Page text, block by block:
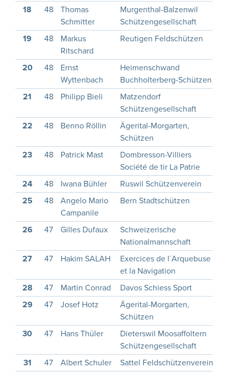
18 48
Thomas
Schmitter
Murgenthal-Balzenwil
Schützengesellschaft
19 48
Markus
Ritschard
Reutigen Feldschützen
20 48
Ernst
Wyttenbach
Heimenschwand
Buchholterberg-Schützen
21 48 Philipp Bieli
Matzendorf
Schützengesellschaft
22 48 Benno Röllin
Ägerital-Morgarten,
Schützen
23 48 Patrick Mast
Dombresson-Villiers
Société de tir La Patrie
24 48 Iwana Bühler Ruswil Schützenverein
25
48
Angelo Mario
Campanile
Bern Stadtschützen
26 47 Gilles Dufaux
Schweizerische
Nationalmannschaft
27 47 Hakim SALAH
Exercices de l´Arquebuse
et la Navigation
28 47 Martin Conrad Davos Schiess Sport
29
47 Josef Hotz
Ägerital-Morgarten,
Schützen
30 47 Hans Thüler
Dieterswil Moosaffoltern
Schützengesellschaft
31 47 Albert Schuler Sattel Feldschützenverein